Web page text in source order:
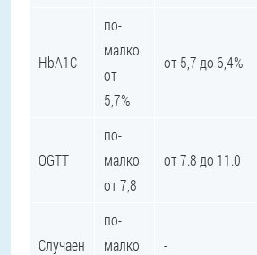
HbA1C
по-
малко
от
5,7%
от 5,7 до 6,4%
OGTT
по-
малко
от 7,8
от 7.8 до 11.0
Случаен
по-
малко
-